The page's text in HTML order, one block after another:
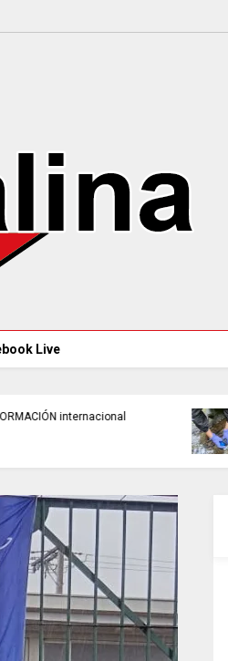
Live
internacional